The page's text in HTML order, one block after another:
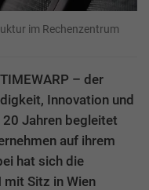
im Rechenzentrum
– der
Innovation und
Jahren begleitet
auf ihrem
hat sich die
mit Sitz in Wien